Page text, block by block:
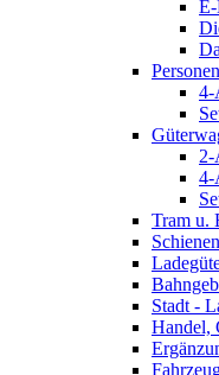
4-
2-
4-
Tram u.
Stadt -
Handel,